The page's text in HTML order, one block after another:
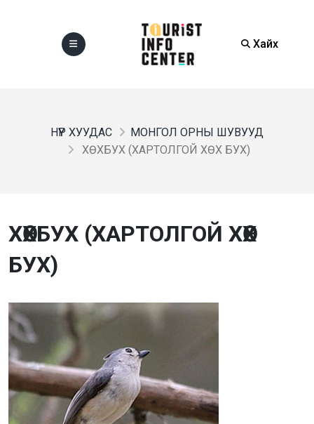
Хайх
НҮҮР ХУУДАС
МОНГОЛ ОРНЫ ШУВУУД
ХӨХБУХ (ХАРТОЛГОЙ ХӨХ БУХ)
ХӨХБУХ (ХАРТОЛГОЙ ХӨХ
БУХ)